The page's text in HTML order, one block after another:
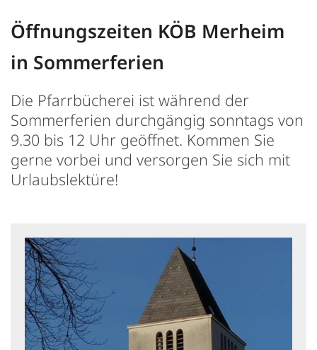
Öffnungszeiten KÖB Merheim
in Sommerferien
Die Pfarrbücherei ist während der
Sommerferien durchgängig sonntags von
9.30 bis 12 Uhr geöffnet. Kommen Sie
gerne vorbei und versorgen Sie sich mit
Urlaubslektüre!